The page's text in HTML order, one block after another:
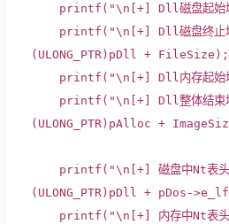
printf( "\n[+] Dll磁盘起始
printf( "\n[+] Dll磁盘终止
(ULONG_PTR)pDll + FileSize);
printf( "\n[+] Dll内存起始
printf( "\n[+] Dll整体结束
(ULONG_PTR)pAlloc +
printf( "\n[+] 磁盘中Nt表头
(ULONG_PTR)pDll + pDos-
printf( "\n[+] 内存中Nt表头